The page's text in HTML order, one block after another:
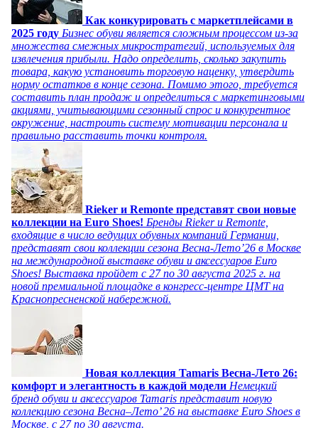
Как конкурировать с маркетплейсами в
2025 году Бизнес обуви является сложным процессом из-за
множества смежных микростратегий, используемых для
извлечения прибыли. Надо определить, сколько закупить
товара, какую установить торговую наценку, утвердить
норму остатков в конце сезона. Помимо этого, требуется
составить план продаж и определиться с маркетинговыми
акциями, учитывающими сезонный спрос и конкурентное
окружение, настроить систему мотивации персонала и
правильно расставить точки контроля.
Rieker и Remonte представят свои новые
коллекции на Euro Shoes! Бренды Rieker и Remonte,
входящие в число ведущих обувных компаний Германии,
представят свои коллекции сезона Весна-Лето’26 в Москве
на международной выставке обуви и аксессуаров Euro
Shoes! Выставка пройдет c 27 по 30 августа 2025 г. на
новой премиальной площадке в конгресс-центре ЦМТ на
Краснопресненской набережной.
Новая коллекция Tamaris Весна-Лето 26:
комфорт и элегантность в каждой модели Немецкий
бренд обуви и аксессуаров Tamaris представит новую
коллекцию сезона Весна–Лето’ 26 на выставке Euro Shoes в
Москве, с 27 по 30 августа.